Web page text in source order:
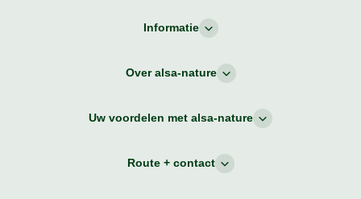
Informatie
Over alsa-nature
Uw voordelen met alsa-nature
Route + contact